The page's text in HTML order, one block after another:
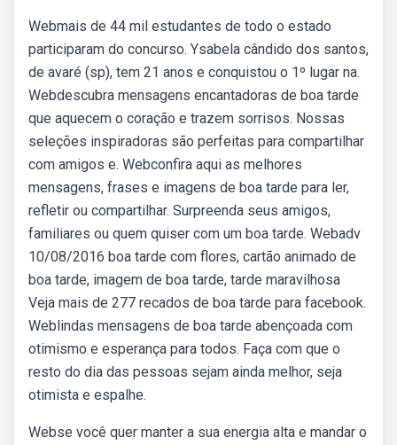
Webmais de 44 mil estudantes de todo o estado
participaram do concurso. Ysabela cândido dos santos,
de avaré (sp), tem 21 anos e conquistou o 1º lugar na.
Webdescubra mensagens encantadoras de boa tarde
que aquecem o coração e trazem sorrisos. Nossas
seleções inspiradoras são perfeitas para compartilhar
com amigos e. Webconfira aqui as melhores
mensagens, frases e imagens de boa tarde para ler,
refletir ou compartilhar. Surpreenda seus amigos,
familiares ou quem quiser com um boa tarde. Webadv
10/08/2016 boa tarde com flores, cartão animado de
boa tarde, imagem de boa tarde, tarde maravilhosa
Veja mais de 277 recados de boa tarde para facebook.
Weblindas mensagens de boa tarde abençoada com
otimismo e esperança para todos. Faça com que o
resto do dia das pessoas sejam ainda melhor, seja
otimista e espalhe.
Webse você quer manter a sua energia alta e mandar o